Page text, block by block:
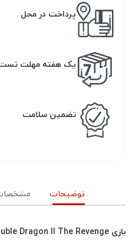
پرداخت در محل
یک هفته مهلت
تضمین سلامت
توضیحات
بازی Double Dragon II The Revenge